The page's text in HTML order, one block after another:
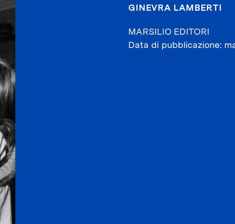
GINEVRA LAMBERTI
MARSILIO EDITORI
Data di pubblicazione